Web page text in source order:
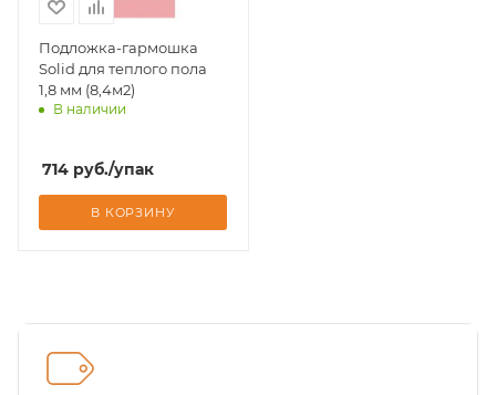
Подложка-гармошка
Solid для теплого пола
1,8 мм (8,4м2)
В наличии
714 руб./упак
В КОРЗИНУ